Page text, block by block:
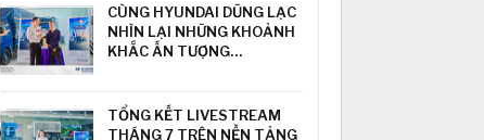
CÙNG HYUNDAI DŨNG LẠC
NHÌN LẠI NHỮNG KHOẢNH
KHẮC ẤN TƯỢNG…
TỔNG KẾT LIVESTREAM
THÁNG 7 TRÊN NỀN TẢNG